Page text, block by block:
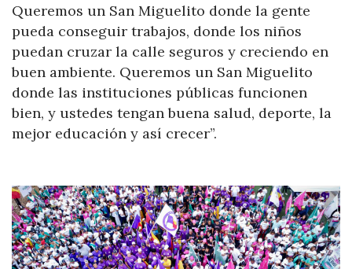
Queremos un San Miguelito donde la gente
pueda conseguir trabajos, donde los niños
puedan cruzar la calle seguros y creciendo en
buen ambiente. Queremos un San Miguelito
donde las instituciones públicas funcionen
bien, y ustedes tengan buena salud, deporte, la
mejor educación y así crecer”.